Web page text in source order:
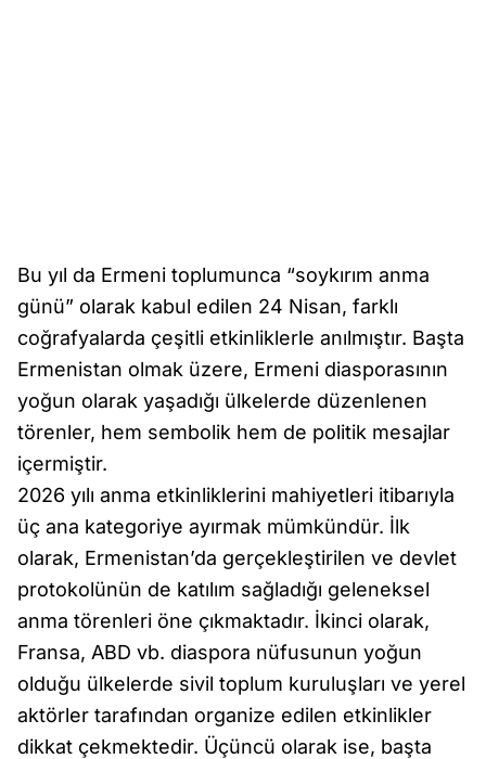
Bu yıl da Ermeni toplumunca “soykırım anma
günü” olarak kabul edilen 24 Nisan, farklı
coğrafyalarda çeşitli etkinliklerle anılmıştır. Başta
Ermenistan olmak üzere, Ermeni diasporasının
yoğun olarak yaşadığı ülkelerde düzenlenen
törenler, hem sembolik hem de politik mesajlar
içermiştir.
2026 yılı anma etkinliklerini mahiyetleri itibarıyla
üç ana kategoriye ayırmak mümkündür. İlk
olarak, Ermenistan’da gerçekleştirilen ve devlet
protokolünün de katılım sağladığı geleneksel
anma törenleri öne çıkmaktadır. İkinci olarak,
Fransa, ABD vb. diaspora nüfusunun yoğun
olduğu ülkelerde sivil toplum kuruluşları ve yerel
aktörler tarafından organize edilen etkinlikler
dikkat çekmektedir. Üçüncü olarak ise, başta